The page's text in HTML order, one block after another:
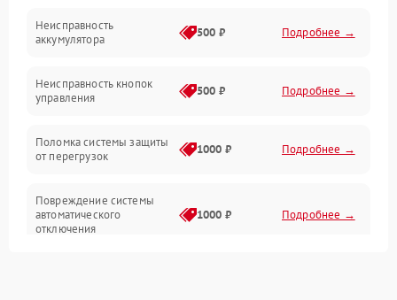
Прочие неисправности
Неисправность управления
Неисправность
аккумулятора
500 ₽ Подробнее →
Неисправность кнопок
управления
500 ₽ Подробнее →
Поломка системы защиты
от перегрузок
1000 ₽ Подробнее →
Повреждение системы
автоматического
отключения
1000 ₽ Подробнее →